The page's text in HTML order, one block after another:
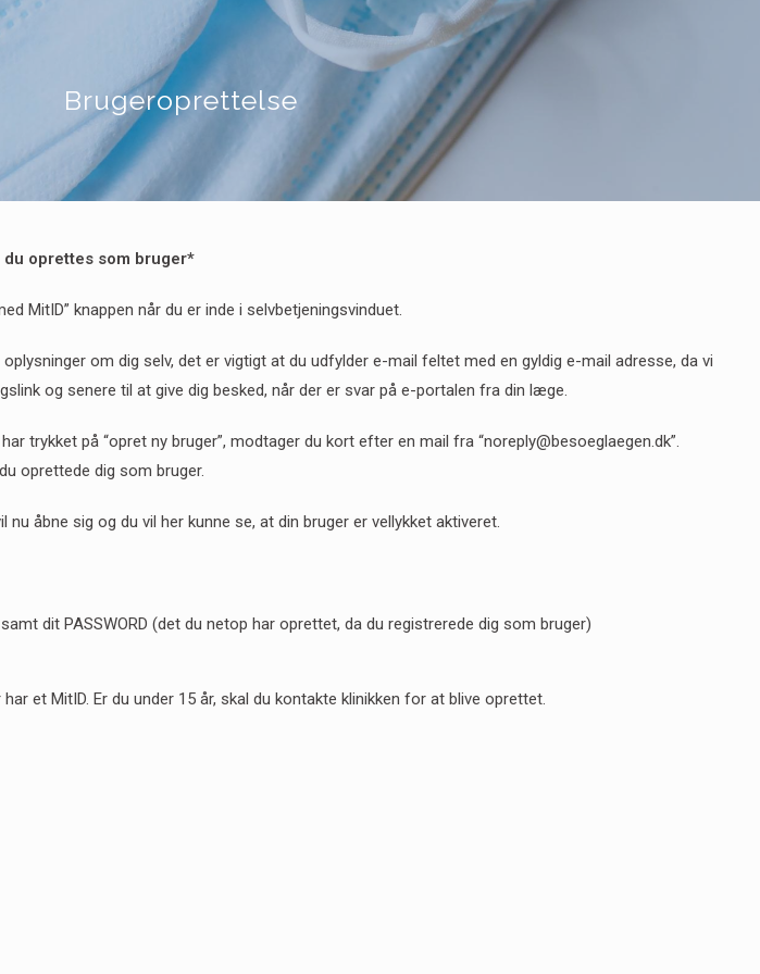
Brugeroprettelse
oprettes som bruger*
MitID” knappen når du er inde i selvbetjeningsvinduet.
om dig selv, det er vigtigt at du udfylder e-mail feltet med en gyldig e-mail adresse, da vi
og senere til at give dig besked, når der er svar på e-portalen fra din læge.
trykket på “opret ny bruger”, modtager du kort efter en mail fra “noreply@besoeglaegen.dk”.
oprettede dig som bruger.
åbne sig og du vil her kunne se, at din bruger er vellykket aktiveret.
dit PASSWORD (det du netop har oprettet, da du registrerede dig som bruger)
et MitID. Er du under 15 år, skal du kontakte klinikken for at blive oprettet.